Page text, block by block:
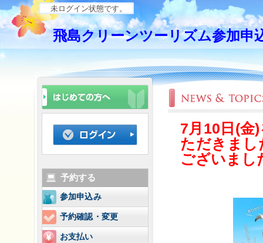
未ログイン状態です。
飛島クリーンツーリズム参加申
予約する
参加申込み
予約確認・変更
お支払い
7月10日(金
ただきまし
ございまし